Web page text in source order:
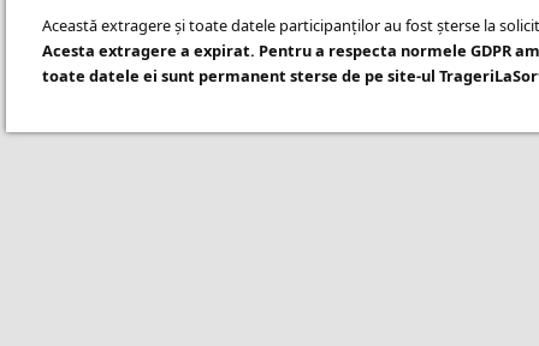
Această extragere și toate datele participanților au fost șterse la
Acesta extragere a expirat. Pentru a respecta normele GDPR
toate datele ei sunt permanent sterse de pe site-ul